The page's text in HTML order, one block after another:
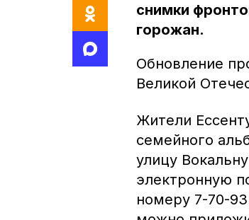
снимки
горожан.
Обновление
Великой
Жители
семейного
улицу
электронную
номеру 7-70-